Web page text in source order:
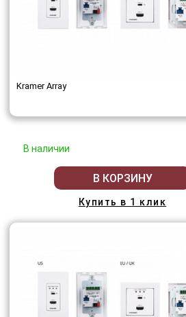
Kramer Array
В наличии
В КОРЗИНУ
Купить в 1 клик